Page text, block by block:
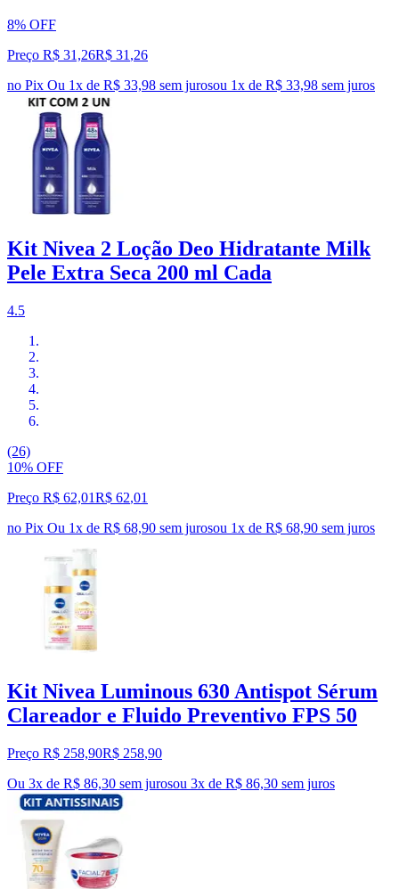
8% OFF
Preço R$ 31,26R$ 31 ,26
no Pix Ou 1x de R$ 33,98 sem jurosou 1x de R$ 33,98 sem juros
Kit Nivea 2 Loção Deo Hidratante Milk
Pele Extra Seca 200 ml Cada
4.5
(26)
10% OFF
Preço R$ 62,01R$ 62,01
no Pix Ou 1x de R$ 68,90 sem jurosou 1x de R$ 68,90 sem juros
Kit Nivea Luminous 630 Antispot Sérum
Clareador e Fluido Preventivo FPS 50
Preço R$ 258,90R$ 258,90
Ou 3x de R$ 86,30 sem jurosou 3x de R$ 86,30 sem juros